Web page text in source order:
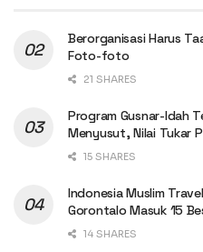
Berorganisasi Harus
Foto-foto
21 SHARES
Program Gusnar-Idah
Menyusut, Nilai Tukar
15 SHARES
Indonesia Muslim
Gorontalo Masuk 15
14 SHARES